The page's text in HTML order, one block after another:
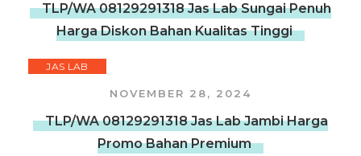
TLP/WA 08129291318 Jas Lab Sungai Penuh
Harga Diskon Bahan Kualitas Tinggi
JAS LAB
NOVEMBER 28, 2024
TLP/WA 08129291318 Jas Lab Jambi Harga
Promo Bahan Premium